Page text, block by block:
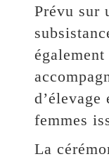
Prévu sur
femmes
La